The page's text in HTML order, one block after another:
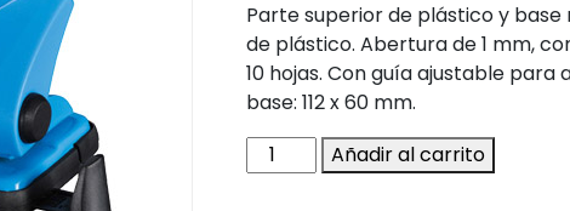
Parte superior de plástico y
de plástico. Abertura de 1 mm,
10 hojas. Con guía ajustable para
base: 112 x 60 mm.
Taladrador
q-
Añadir al carrito